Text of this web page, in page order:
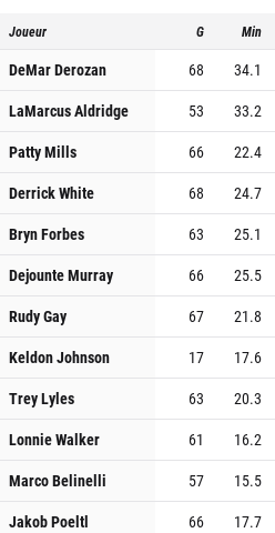
Joueur G Min
DeMar Derozan 68 34.1
LaMarcus Aldridge
53 33.2
Patty Mills
66 22.4
Derrick White
68 24.7
Bryn Forbes
63 25.1
Dejounte Murray
66 25.5
Rudy Gay
67 21.8
Keldon Johnson
17 17.6
Trey Lyles
63 20.3
Lonnie Walker
61 16.2
Marco Belinelli
57 15.5
Jakob Poeltl
66 17.7